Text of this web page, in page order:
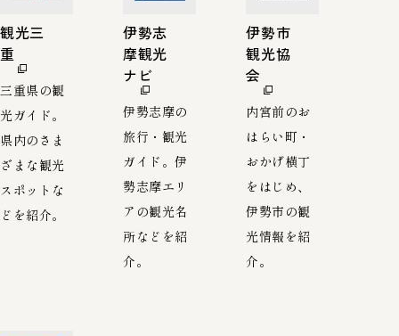
観光三
重
三重県の観
光ガイド。
県内のさま
ざまな観光
スポットな
どを紹介。
伊勢志
摩観光
ナビ
伊勢志摩の
旅行・観光
ガイド。伊
勢志摩エリ
アの観光名
所などを紹
介。
伊勢市
観光協
会
内宮前のお
はらい町・
おかげ横丁
をはじめ、
伊勢市の観
光情報を紹
介。